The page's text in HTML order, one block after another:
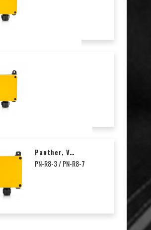
R15-2 / PN-R15-13 / PN-R15-14
Panther, Vastaanotin, 9-19 Lähtöä, 8-16 Tuloa, 12-24V AC/DC 48-230VAC, Iso Kotelo
PN-R8-3 / PN-R8-7